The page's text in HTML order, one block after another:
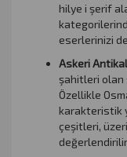
hilye i şerif
eserlerinizi
Askeri
şahitleri olan
Özellikle
karakteristik
çeşitleri,